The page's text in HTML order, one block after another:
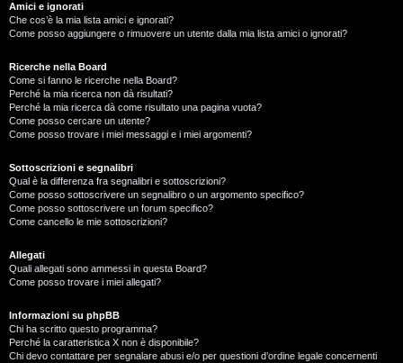
Amici e ignorati
Che cos’è la mia lista amici e ignorati?
Come posso aggiungere o rimuovere un utente dalla mia lista amici o ignorati?
Ricerche nella Board
Come si fanno le ricerche nella Board?
Perché la mia ricerca non dà risultati?
Perché la mia ricerca dà come risultato una pagina vuota?
Come posso cercare un utente?
Come posso trovare i miei messaggi e i miei argomenti?
Sottoscrizioni e segnalibri
Qual è la differenza fra segnalibri e sottoscrizioni?
Come posso sottoscrivere un segnalibro o un argomento specifico?
Come posso sottoscrivere un forum specifico?
Come cancello le mie sottoscrizioni?
Allegati
Quali allegati sono ammessi in questa Board?
Come posso trovare i miei allegati?
Informazioni su phpBB
Chi ha scritto questo programma?
Perché la caratteristica X non è disponibile?
Chi devo contattare per segnalare abusi e/o per questioni d’ordine legale concernenti